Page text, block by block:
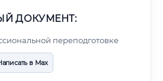
ДОКУМЕНТ:
переподготовке
в Max